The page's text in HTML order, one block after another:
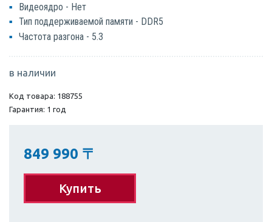
Видеоядро - Нет
Тип поддерживаемой памяти - DDR5
Частота разгона - 5.3
в наличии
Код товара: 188755
Гарантия: 1 год
849 990 〒
Купить